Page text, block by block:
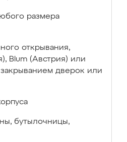
размера
открывания,
Blum (Австрия) или
дверок или
бутылочницы,